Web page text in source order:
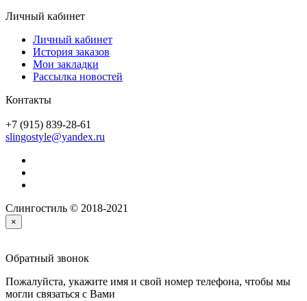
Личный кабинет
Личный кабинет
История заказов
Мои закладки
Рассылка новостей
Контакты
+7 (915) 839-28-61
slingostyle@yandex.ru
Слингостиль © 2018-2021
×
Обратный звонок
Пожалуйста, укажите имя и свой номер телефона, чтобы мы
могли связаться с Вами